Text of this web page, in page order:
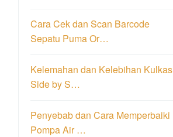
Cara Cek dan Scan Barcode
Sepatu Puma Or…
Kelemahan dan Kelebihan Kulkas
Side by S…
Penyebab dan Cara Memperbaiki
Pompa Air …